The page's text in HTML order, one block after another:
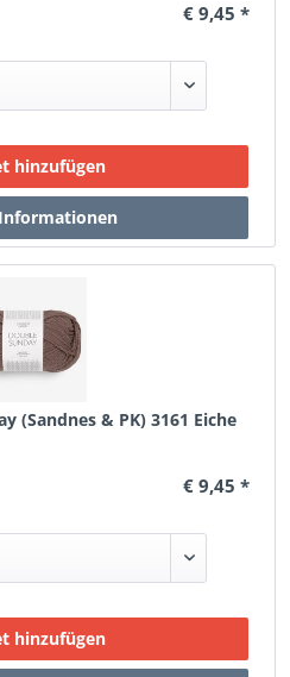
€ 9,45 *
(Sandnes & PK) 3161 Eiche
€ 9,45 *